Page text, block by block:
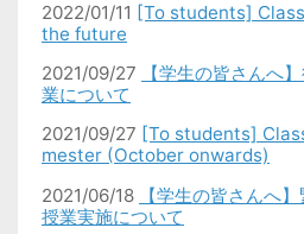
2022/01/11 [To students]
the future
2021/09/27
【学生の皆さんへ
業について
2021/09/27 [To students]
mester (October onwards)
2021/06/18
【学生の皆さんへ
授業実施について